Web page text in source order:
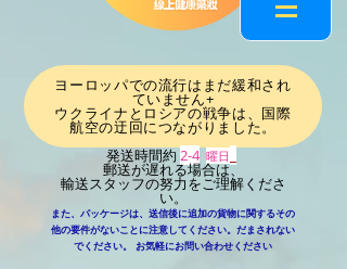
ヨーロッパでの流行はまだ緩和され
ていません+
ウクライナとロシアの戦争は、国際
航空の迂回につながりました。
発送時間約 2-4 曜日
郵送が遅れる場合は、
輸送スタッフの努力をご理解くださ
い。
また、パッケージは、送信後に追加の貨物に関するその
他の要件がないことに注意してください。だまされない
でください。
お気軽にお問い合わせください